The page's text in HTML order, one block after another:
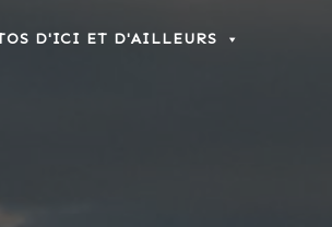
D'ICI ET D'AILLEURS